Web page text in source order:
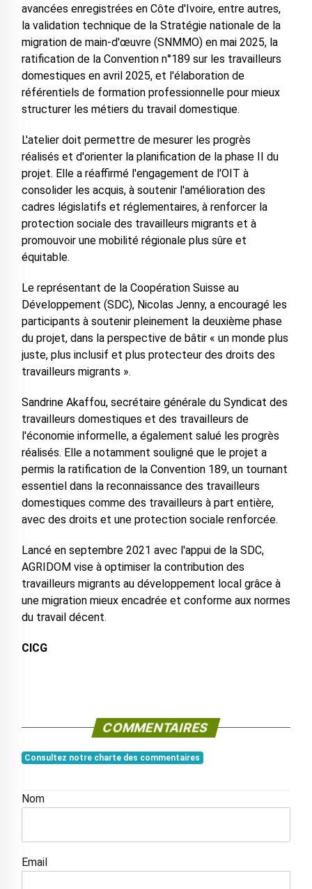
avancées enregistrées en Côte d'Ivoire, entre autres,
la validation technique de la Stratégie nationale de la
migration de main-d'œuvre (SNMMO) en mai 2025, la
ratification de la Convention n°189 sur les travailleurs
domestiques en avril 2025, et l'élaboration de
référentiels de formation professionnelle pour mieux
structurer les métiers du travail domestique.
L'atelier doit permettre de mesurer les progrès
réalisés et d'orienter la planification de la phase II du
projet. Elle a réaffirmé l'engagement de l'OIT à
consolider les acquis, à soutenir l'amélioration des
cadres législatifs et réglementaires, à renforcer la
protection sociale des travailleurs migrants et à
promouvoir une mobilité régionale plus sûre et
équitable.
Le représentant de la Coopération Suisse au
Développement (SDC), Nicolas Jenny, a encouragé les
participants à soutenir pleinement la deuxième phase
du projet, dans la perspective de bâtir « un monde plus
juste, plus inclusif et plus protecteur des droits des
travailleurs migrants ».
Sandrine Akaffou, secrétaire générale du Syndicat des
travailleurs domestiques et des travailleurs de
l'économie informelle, a également salué les progrès
réalisés. Elle a notamment souligné que le projet a
permis la ratification de la Convention 189, un tournant
essentiel dans la reconnaissance des travailleurs
domestiques comme des travailleurs à part entière,
avec des droits et une protection sociale renforcée.
Lancé en septembre 2021 avec l'appui de la SDC,
AGRIDOM vise à optimiser la contribution des
travailleurs migrants au développement local grâce à
une migration mieux encadrée et conforme aux normes
du travail décent.
CICG
COMMENTAIRES
Consultez notre charte des commentaires
Nom
Email